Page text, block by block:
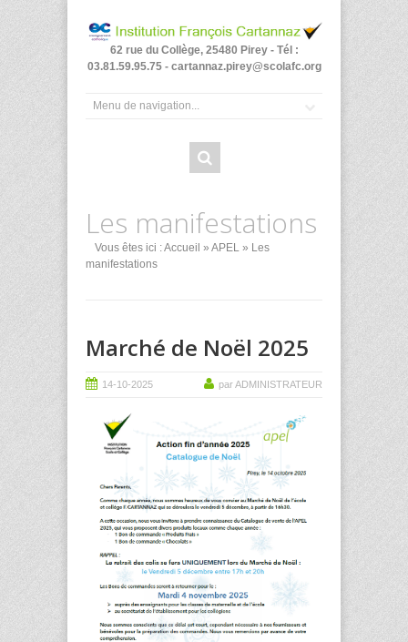
62 rue du Collège, 25480 Pirey - Tél :
03.81.59.95.75 - cartannaz.pirey@scolafc.org
Les manifestations
Vous êtes ici :Accueil » APEL » Les
manifestations
Marché de Noël 2025
14-10-2025 par ADMINISTRATEUR